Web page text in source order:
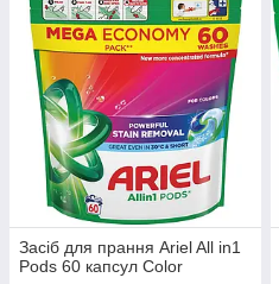
Засіб для прання Ariel All in1
Pods 60 капсул Color